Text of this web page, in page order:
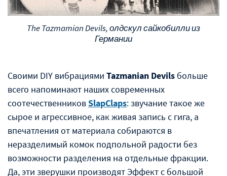
The Tazmamian Devils, олдскул сайкобилли из
Германии
Своими DIY вибрациями Tazmanian Devils больше
всего напоминают наших современных
соотечественниковSlapClaps: звучание такое же
сырое и агрессивное, как живая запись с гига, а
впечатления от материала собираются в
неразделимый комок подпольной радости без
возможности разделения на отдельные фракции.
Да, эти зверушки производят Эффект с большой